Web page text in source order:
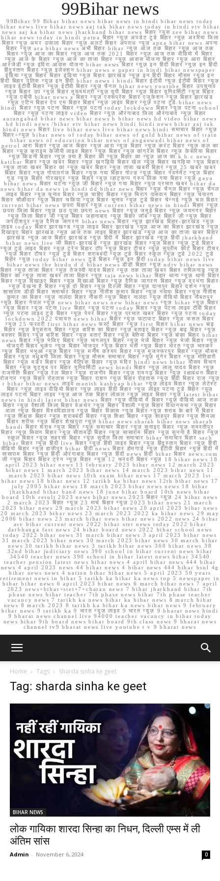
99Bihar news
99Bihar 99 Bihar bihar news bihar news in hindi bihar news today
bihar news live bihar news aaj tak bihar news today in hindi etv bihar
news aaj ka bihar news jharkhand bihar news बिहार न्यूस zee bihar news
bihar news today in hindi patna बिहार न्यूज़ अपडेट टुडे बिहार न्यूज़ अररिया जिला
बिहार न्यूज़ अमर उजाला बिहार न्यूज़ अलर्ट बिहार अपराध न्यूज़ apna bihar news अपना
बिहार न्यूज़ ara bihar news अभी बिहार bihar न्यूज़ आज तक बिहार न्यूज़ आज तक
बिहार न्यूज़ आज का बिहार न्यूज़ आज तक 2021 बिहार न्यूज़ आज तक वीडियो में बिहार
न्यूज़ आज के बिहार न्यूज़ आज का ताजा बिहार न्यूज़ आवास योजना बिहार न्यूज़ आरा बिहार
आरजेडी न्यूज़ इंदिरा आवास योजना bihar news बिहार न्यूज़ इन हिंदी बिहार न्यूज़ इन हिंदी
हिंदुस्तान बिहार न्यूज़ इलेक्शन bihar news e paper in hindi bihar newspaper
इंडिया न्यूज़ बिहार बिहार इंडिया न्यूज़ बिहार झारखंड न्यूज़ इन हिंदी बिहार मौसम न्यूज़ इन
हिंदी बिहार पुलिस न्यूज़ इन हिंदी bihar news i hindi बिहार ईटीवी न्यूज़ ईटीवी बिहार न्यूज़
लाइव ईटीवी बिहार न्यूज़ ईटीवी बिहार न्यूज़ चैनल bihar news youtube बिहार उपचुनाव
न्यूज़ बिहार उप न्यूज़ बिहार मुख्यमंत्री न्यूज़ यूपी बिहार न्यूज़ बिहार यूनिवर्सिटी न्यूज़ बिहार
न्यूज़ एबीपी bihar news a बिहार न्यूज़ एक्सप्रेस बिहार एजुकेशन न्यूज़ बिहार झारखंड
न्यूज़ एटिन बिहार ऐप एम बिहार बिहार न्यूज़ लाइव बिहार न्यूज़ पटना टुडे bihar news
hindi बिहार न्यूज़ पटना बिहार न्यूज़ पटना today lockdown बिहार न्यूज़ पटना school
बिहार न्यूज़ पटना लाइव video बिहार न्यूज़ औरंगाबाद जिला औरंगाबाद न्यूज़ बिहार
aurangabad bihar news bihar news h bihar news hd video bihar news
hd hindi news /bihar etv bihar news hindi hindi news bihar aaj tak
hindi news बिहार live bihar news live bihar news hindi समाचार बिहार न्यूज़
बिहार+न्यूज़ bihar news of today bihar news of gold bihar news of train
bihar news of education bihar news of anganwadi bihar news of
petrol आरा बिहार न्यूज़ आज बिहार न्यूज़ आरा न्यूज़ बिहार न्यूज़ करंट बिहार न्यूज़ कल का
बिहार न्यूज़ क्राइम केजीपी लाइव बिहार न्यूज़ बिहार न्यूज़ कांग्रेस बिहार न्यूज़ केसरिया बिहार
न्यूज़ किडनी बिहार न्यूज़ क्या है बिहार की न्यूज़ बिहार का न्यूज़ आज का k b c news
katihar बिहार न्यूज़ खबर बिहार न्यूज़ खगड़िया बिहार खेल न्यूज़ बिहार खगड़िया न्यूज़ बिहार
न्यूज़ ताजा खबर बिहार का न्यूज़ खबर बिहार न्यूज़ ताजा खबरी बिहार न्यूज़ 25 खबर खबर
बिहार बिहार न्यूज़ गोपालगंज बिहार न्यूज़ गया बिहार गोल्ड न्यूज़ बिहार गवर्नमेंट न्यूज़ बिहार
गुड न्यूज़ बिहार गोरखपुर न्यूज़ बिहार न्यूज़ व्हाट्सप्प ग्रुप लिंक गया बिहार न्यूज़ gaya
bihar news बिहार घटना न्यूज़ जी बिहार न्यूज़ गया बिहार न्यूज़ प्रभात खबर bihar da
news bihar da news in hindi dd bihar news बिहार न्यूज़ चैनल बिहार न्यूज़ चैनल
लाइव बिहार न्यूज़ चुनाव बिहार न्यूज़ चाहिए बिहार न्यूज़ चिराग पासवान बिहार न्यूज़ चंपारण
बिहार चौकीदार न्यूज़ बिहार चकिया न्यूज़ बिहार चुनाव न्यूज़ टुडे बिहार चेन्नई न्यूज़ चल बिहार
current bihar news छपरा बिहार न्यूज़ current bihar news in hindi बिहार न्यूज़
छपरा जिला बिहार न्यूज़ छठ पूजा छपरा news बिहार न्यूज़ जमुई बिहार न्यूज़ जयनगर बिहार
न्यूज़ जिला बिहार जी न्यूज़ बिहार जहानाबाद न्यूज़ बिहार जॉब न्यूज़ बिहार ज़ी न्यूज़ बिहार
जगदीशपुर न्यूज़ दैनिक जागरण bihar news बिहार न्यूज़ झारखंड बिहार-झारखंड न्यूज़
लाइव today बिहार झारखण्ड न्यूज़ लाइव बिहार झारखंड न्यूज़ आज का बिहार झारखंड न्यूज़
दिखाइए बिहार झारखंड न्यूज़ आज तक लाइव बिहार झारखंड न्यूज़ आज का ताजा खबर बिहार
झारखंड न्यूज़ आज बिहार झारखंड न्यूज़ हिंदी में बिहार झारखंड न्यूज़ हिंदी jharkhand
bihar news live जी बिहार-झारखंड न्यूज़ झारखंड बिहार न्यूज़ बिहार न्यूज़ टुडे बिहार
न्यूज़ टुडे लाइव बिहार न्यूज़ ट्रेन बिहार टॉप न्यूज़ बिहार टीचर न्यूज़ सुप्रीम कोर्ट बिहार टीचर
न्यूज़ बिहार टीचर न्यूज़ टुडे बिहार शराबबंदी न्यूज़ टुडे बिहार स्कूल न्यूज़ टुडे 2022 टुडे
बिहार न्यूज़ today bihar news टुडे बिहार न्यूज़ इन हिंदी today bihar news live
bihar news the hindu d d bihar news डीडी बिहार न्यूज़ ndtv bihar news
बिहार न्यूज़ ताजा बिहार न्यूज़ तेजस्वी यादव बिहार न्यूज़ तक ताजा खबर बिहार तमिलनाडु न्यूज़
बिहार का न्यूज़ ताजा खबर ताजा बिहार न्यूज़ taja news bihar बिहार थाना न्यूज़ थाना बिहार
बिहार न्यूज़ दिखाइए बिहार न्यूज़ दिखाओ बिहार न्यूज़ दैनिक जागरण बिहार न्यूज़ दरभंगा बिहार
न्यूज़ देखना है बिहार न्यूज़ दो बिहार न्यूज़ दिल्ली बिहार न्यूज़ दानापुर बिहार दर्शन न्यूज़
सासाराम डीडी बिहार समाचार बिहार न्यूज़ नीतीश कुमार बिहार न्यूज़ नवादा बिहार न्यूज़ नीतीश
कुमार का बिहार न्यूज़ नालंदा बिहार नौकरी न्यूज़ बिहार नालंदा न्यूज़ वीडियो बिहार नौबतपुर
न्यूज़ बिहार नेपाल न्यूज़ news bihar news new bihar news न्यूज़ bihar न्यूज़ बिहार
न्यूज़ बिहार न्यूज़ पटना live बिहार न्यूज़ पटना today बिहार न्यूज़ पटना लाइव टीवी बिहार
न्यूज़ पटना लाइव टुडे बिहार न्यूज़ पेपर बिहार न्यूज़ प्रभात खबर बिहार न्यूज़ पटना today
lockdown 2022 पंचायत news bihar बिहार न्यूज़ फटाफट बिहार न्यूज़ फसल बिहार
न्यूज़ 25 फरवरी first bihar news फर्स्ट बिहार न्यूज़ first बिहार bihar news बाढ़
बिहार न्यूज़ बेगूसराय बिहार न्यूज़ बारिश का बिहार न्यूज़ बताइए बिहार न्यूज़ बाढ़ बिहार न्यूज़
बक्सर बिहार न्यूज़ बारिश बिहार न्यूज़ बताएं बिहार न्यूज़ बेतिया बिहार न्यूज़ बांका बिहार bihar
news बिहार न्यूज़ भेजिए बिहार न्यूज़ भागलपुर बिहार न्यूज़ भेजें बिहार न्यूज़ भेजो बिहार न्यूज़
भोजपुरी बिहार भूकंप न्यूज़ बिहार भोजपुर न्यूज़ बिहार भर्ती न्यूज़ बिहार भारत न्यूज़ भास्कर
न्यूज़ बिहार भभुआ न्यूज़ बिहार न्यूज़ मनीष कश्यप बिहार न्यूज़ मुजफ्फरपुर बिहार न्यूज़ मौसम
बिहार न्यूज़ मधुबनी जिला बिहार न्यूज़ मौसम समाचार बिहार न्यूज़ मुंगेर बिहार न्यूज़ मोतिहारी
बिहार न्यूज़ मर्डर बिहार न्यूज़ मैट्रिक बिहार न्यूज़ मंदिर hindi news bihar मौसम विभाग
बिहार न्यूज़ यूट्यूब पर बिहार यूनिवर्सिटी news hindi बिहार न्यूज़ लालू यादव बिहार न्यूज़
राजनीति बिहार न्यूज़ रेल बिहार न्यूज़ राजगीर बिहार न्यूज़ रामगढ़ बिहार न्यूज़ रक्षाबंधन बिहार
रोजगार न्यूज़ बिहार रोहतास न्यूज़ बिहार राशन न्यूज़ बिहार रोहतास न्यूज़ हिंदी बिहार राज न्यूज़
r bihar bihar news लाइव manish kashyap bihar न्यूज़ लाइव बिहार न्यूज़ लेटेस्ट
बिहार न्यूज़ लाइव वीडियो बिहार न्यूज़ लाइव हिंदी बिहार न्यूज़ लाइव पटना टुडे बिहार न्यूज़
लाइव पटना बिहार लाइव न्यूज़ आज तक बिहार लोकल न्यूज़ लाइव बिहार न्यूज़ latest bihar
news in hindi latest bihar news बिहार न्यूज़ वीडियो में बिहार न्यूज़ वीडियो आज तक
बिहार न्यूज़ वैशाली जिला बिहार वेअथेर न्यूज़ बिहार वैशाली न्यूज़ बिहार विधानसभा न्यूज़ बिहार
वाला न्यूज़ बिहार विश्वविद्यालय न्यूज़ बिहार विकास न्यूज़ बिहार न्यूज़ शराब के बारे में बिहार
न्यूज़ शिक्षक बिहार न्यूज़ शराबबंदी बिहार न्यूज़ शिक्षा बिहार न्यूज़ शाहपुर बिहार न्यूज़ शिमला
बिहार शरीफ न्यूज़ बिहार शेखपुरा न्यूज़ bihar news sharab bihar news sharab
bandi बिहार शराब न्यूज़ बिहार न्यूज़ समाचार बिहार न्यूज़ सुनाइए बिहार न्यूज़ समस्तीपुर
बिहार न्यूज़ सिवान बिहार न्यूज़ सीतामढ़ी बिहार न्यूज़ सासाराम बिहार न्यूज़ सुनना है बिहार न्यूज़
स्कूल बिहार न्यूज़ सहरसा बिहार न्यूज़ सुपौल जिला समाचार bihar समाचार बिहार sach
bihar बिहार न्यूज़ हिंदी live बिहार न्यूज़ हिंदी लाइव बिहार न्यूज़ हिंदुस्तान बिहार न्यूज़ हिंदी
वीडियो बिहार न्यूज़ हाजीपुर bihar हिंदी news बिहार होमगार्ड न्यूज़ ईटीवी बिहार न्यूज़ हिंदी में
सासाराम बिहार न्यूज़ हिंदी औरंगाबाद बिहार न्यूज़ हिंदी news हिंदी bihar बिहार news.com
जी न्यूज बिहार बिहार ट्रेन न्यूज़ बिहार न्यूज़ 12 फरवरी बिहार न्यूज़ 18 bihar news 18
april 2023 bihar news 13 february 2023 bihar news 12 march 2023
bihar news 1 march 2023 bihar news 14 march 2023 bihar news 11
march 2023 bihar news 10th exam bihar news 17 march 2023 1st
bihar news 18 bihar news 12 tarikh ka bihar news 12th bihar news 17
july 2005 bihar news 18 march 2023 bihar news news 18 bihar
jharkhand bihar band news 18 june bihar board 10th news bihar
board 10th result 2023 news bihar news 2023 बिहार न्यूज़ 24 bihar news
2 march 2023 बिहार न्यूज़ 23 मार्च बिहार न्यूज़ 2023 bihar news 21 march
2023 bihar news 29 march 2023 bihar news 20 april 2023 bihar news
20 march 2023 bihar news 23 march 2023 2022 ka bihar news 29 may
2006 bihar news 23 march bihar news bihar news 2022 news 24 bihar
asv bihar current news 2022 bihar stet news today 2022 bihar
darbhanga fast news 24 bihar board news 2022 bihar school news
today 2022 bihar news 31 march bihar news 3 april 2023 bihar news
31 march 2023 bihar news 30 march 2023 bihar news 30 march bihar
news 30 tarikh bihar news 3 tarikh bihar news 360 bihar news 38
32nd bihar judiciary news 390 school in bihar current news bihar
34540 teacher news 390 school in bihar latest news bihar 34540
teacher pension latest news bihar news 4 april bihar news 444 bihar
news 4 april 2023 news 44 bihar news 4 bihar news 444 bihar bsnl 4g
bihar news news 4 nation bihar bihar news 5 april 2023 50 years
retirement news in bihar 5 tarikh ka bihar ka news top 5 newspaper in
bihar bihar news 6 april 2023 bihar news 6 march bihar news 7 april
2023 news+bihar+stet+7+charan news 7 bihar jharkhand bihar 7th
phase news bihar teacher 7th phase news bihar 7th phase teacher
vacancy news 7 tarikh ka news bihar ka bihar news 8 march bihar
news 8 march 2023 8 tarikh ka bihar ka news bihar news 9 february
bihar news 9 tarikh ka 9 भारत न्यूज़ लाइव 9 भारत न्यूज़ 9 bharat news hindi
9 bharat news channel live 94000 teacher vacancy in bihar today
news bihar 9th board news bihar board 9th class news 9 bharat news
channel tv9 bharat news live youtube t v 9 bharat news
Home Tags Sharda sinha ke geet
Tag: sharda sinha ke geet
BIHAR NEWS
लोक गायिका शारदा सिन्हा का निधन, दिल्ली एम्स में ली
अंतिम सांस
Admin - November 6, 2024 0